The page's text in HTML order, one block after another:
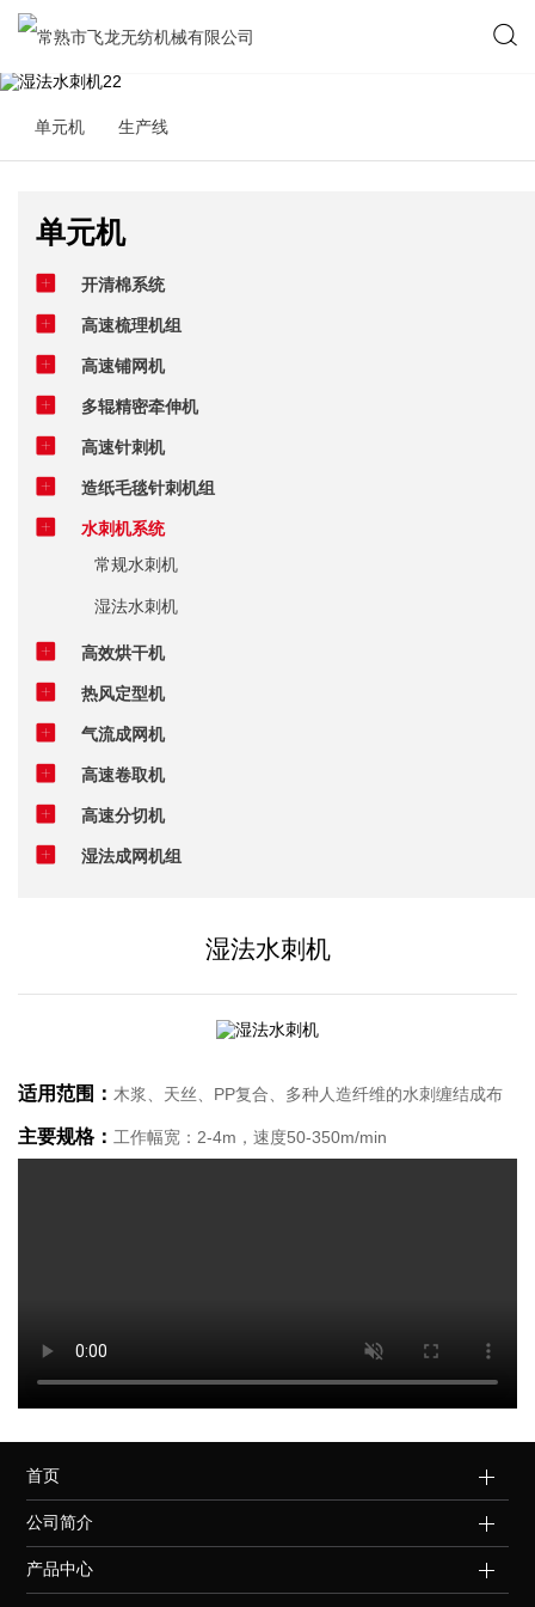
单元机 生产线
单元机
开清棉系统
高速梳理机组
高速铺网机
多辊精密牵伸机
高速针刺机
造纸毛毯针刺机组
水刺机系统
常规水刺机
湿法水刺机
高效烘干机
热风定型机
气流成网机
高速卷取机
高速分切机
湿法成网机组
湿法水刺机
适用范围： 木浆、天丝、PP复合、多种人造纤维的水刺缠结成布
主要规格： 工作幅宽：2-4m，速度50-350m/min
首页
公司简介
产品中心